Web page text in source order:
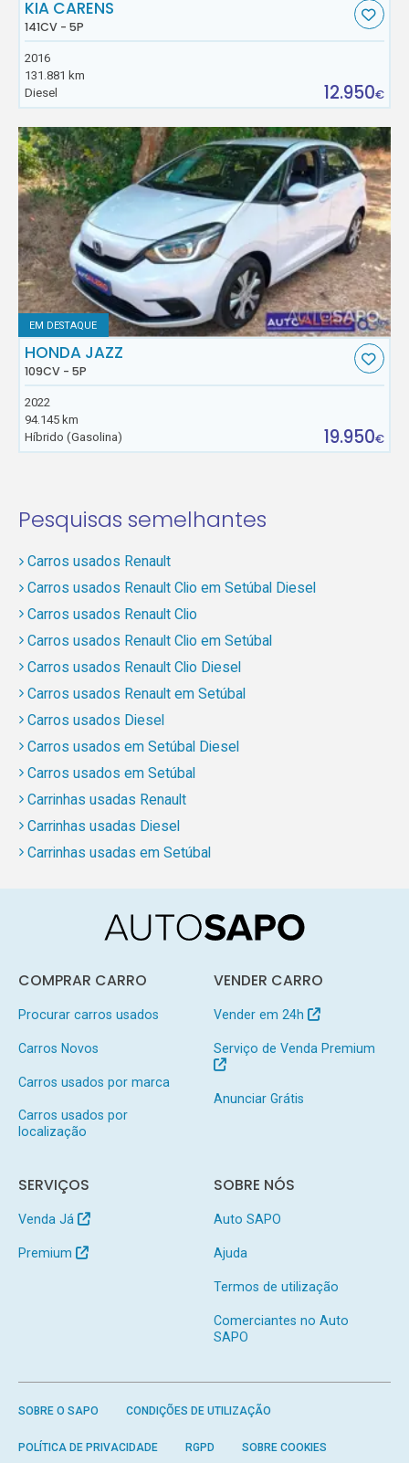
KIA CARENS
141CV - 5P
2016
131.881 km
Diesel
12.950€
EM DESTAQUE
HONDA JAZZ
109CV - 5P
2022
94.145 km
Híbrido (Gasolina)
19.950€
Pesquisas semelhantes
Carros usados Renault
Carros usados Renault Clio em Setúbal Diesel
Carros usados Renault Clio
Carros usados Renault Clio em Setúbal
Carros usados Renault Clio Diesel
Carros usados Renault em Setúbal
Carros usados Diesel
Carros usados em Setúbal Diesel
Carros usados em Setúbal
Carrinhas usadas Renault
Carrinhas usadas Diesel
Carrinhas usadas em Setúbal
COMPRAR CARRO
Procurar carros usados
Carros Novos
Carros usados por marca
Carros usados por
localização
VENDER CARRO
Vender em 24h
Serviço de Venda Premium
Anunciar Grátis
SERVIÇOS
Venda Já
Premium
SOBRE NÓS
Auto SAPO
Ajuda
Termos de utilização
Comerciantes no Auto
SAPO
SOBRE O SAPO CONDIÇÕES DE UTILIZAÇÃO
POLÍTICA DE PRIVACIDADE RGPD SOBRE COOKIES